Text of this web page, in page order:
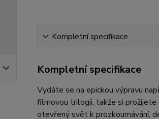
Kompletní specifikace
Kompletní specifikace
Vydáte se na epickou výpravu
filmovou trilogii, takže si prožijete
otevřený svět k prozkoumávání,